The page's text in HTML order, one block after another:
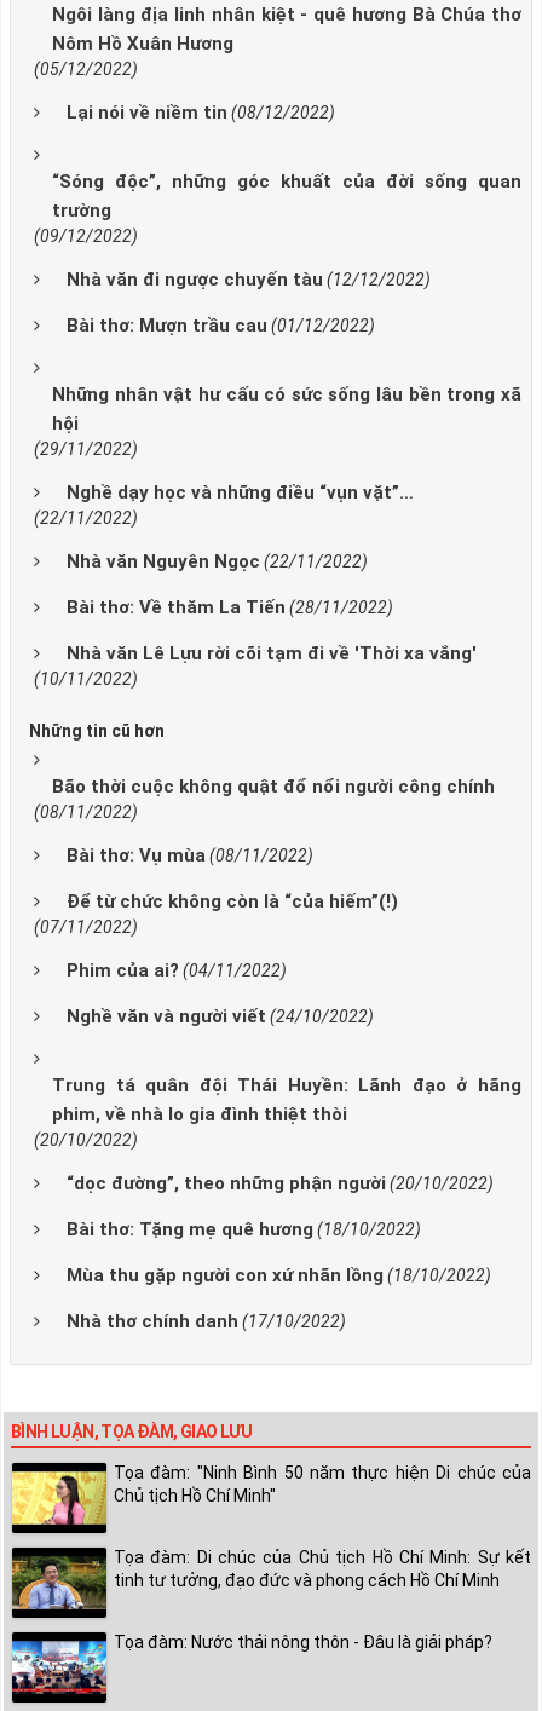
Ngôi làng địa linh nhân kiệt - quê hương Bà Chúa thơ
Nôm Hồ Xuân Hương
(05/12/2022)
Lại nói về niềm tin (08/12/2022)
“Sóng độc”, những góc khuất của đời sống quan
trường
(09/12/2022)
Nhà văn đi ngược chuyến tàu (12/12/2022)
Bài thơ: Mượn trầu cau (01/12/2022)
Những nhân vật hư cấu có sức sống lâu bền trong xã
hội
(29/11/2022)
Nghề dạy học và những điều “vụn vặt”…
(22/11/2022)
Nhà văn Nguyên Ngọc (22/11/2022)
Bài thơ: Về thăm La Tiến (28/11/2022)
Nhà văn Lê Lựu rời cõi tạm đi về 'Thời xa vắng'
(10/11/2022)
Những tin cũ hơn
Bão thời cuộc không quật đổ nổi người công chính
(08/11/2022)
Bài thơ: Vụ mùa(08/11/2022)
Để từ chức không còn là “của hiếm”(!)
(07/11/2022)
Phim của ai? (04/11/2022)
Nghề văn và người viết (24/10/2022)
Trung tá quân đội Thái Huyền: Lãnh đạo ở hãng
phim, về nhà lo gia đình thiệt thòi
(20/10/2022)
“dọc đường”, theo những phận người (20/10/2022)
Bài thơ: Tặng mẹ quê hương (18/10/2022)
Mùa thu gặp người con xứ nhãn lồng (18/10/2022)
Nhà thơ chính danh (17/10/2022)
BÌNH LUẬN, TỌA ĐÀM, GIAO LƯU
Tọa đàm: "Ninh Bình 50 năm thực hiện Di chúc của
Chủ tịch Hồ Chí Minh"
Tọa đàm: Di chúc của Chủ tịch Hồ Chí Minh: Sự kết
tinh tư tưởng, đạo đức và phong cách Hồ Chí Minh
Tọa đàm: Nước thải nông thôn - Đâu là giải pháp?